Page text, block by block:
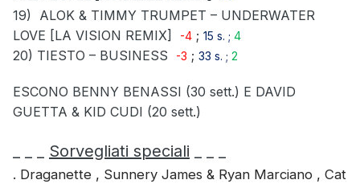
19)
ALOK & TIMMY TRUMPET – UNDERWATER
LOVE [LA VISION REMIX]
-4 ; 15 s. ; 4
20) TIESTO – BUSINESS -3 ; 33 s. ; 2
ESCONO BENNY BENASSI (30 sett.) E DAVID
GUETTA & KID CUDI (20 sett.)
Sorvegliati speciali
. Draganette , Sunnery James & Ryan Marciano , Cat